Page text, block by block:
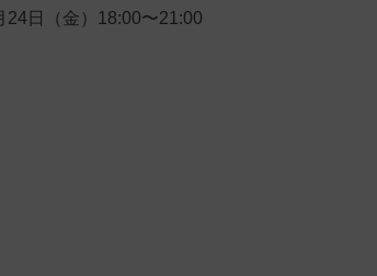
24日（金）18:00〜21:00